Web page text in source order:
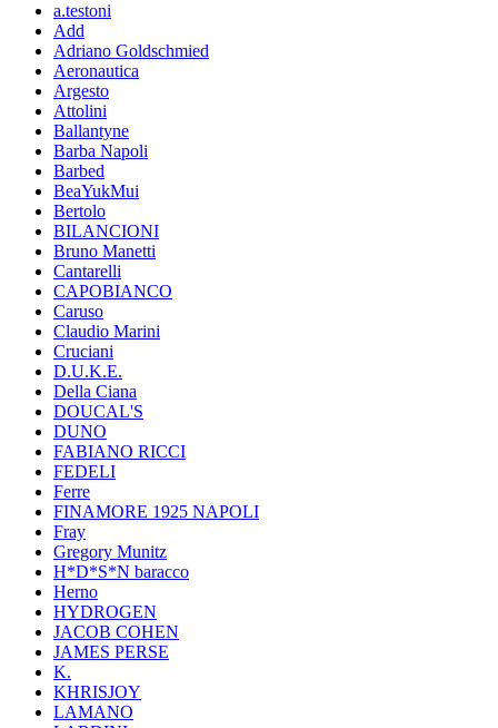
a.testoni
Add
Adriano Goldschmied
Aeronautica
Argesto
Attolini
Ballantyne
Barba Napoli
Barbed
BeaYukMui
Bertolo
BILANCIONI
Bruno Manetti
Cantarelli
CAPOBIANCO
Caruso
Claudio Marini
Cruciani
D.U.K.E.
Della Ciana
DOUCAL'S
DUNO
FABIANO RICCI
FEDELI
Ferre
FINAMORE 1925 NAPOLI
Fray
Gregory Munitz
H*D*S*N baracco
Herno
HYDROGEN
JACOB COHEN
JAMES PERSE
K.
KHRISJOY
LAMANO